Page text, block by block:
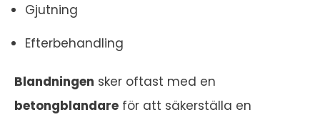
Gjutning
Efterbehandling
Blandningen sker oftast med en
betongblandare för att säkerställa en